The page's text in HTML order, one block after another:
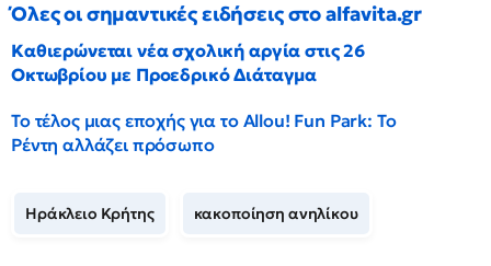
Όλες οι σημαντικές ειδήσεις στο alfavita.gr
Καθιερώνεται νέα σχολική αργία στις 26
Οκτωβρίου με Προεδρικό Διάταγμα
Το τέλος μιας εποχής για το Allou! Fun Park: Το
Ρέντη αλλάζει πρόσωπο
Ηράκλειο Κρήτης κακοποίηση ανηλίκου